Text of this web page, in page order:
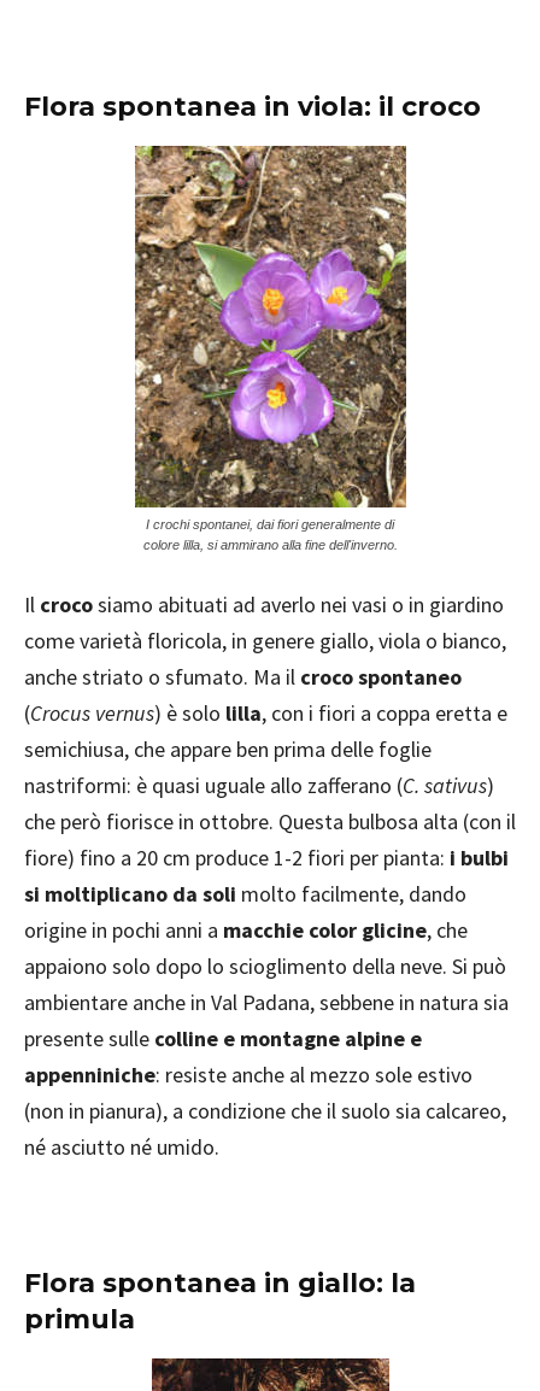
Flora spontanea in viola: il croco
I crochi spontanei, dai fiori generalmente di
colore lilla, si ammirano alla fine dell'inverno.
Il crocosiamo abituati ad averlo nei vasi o in giardino
come varietà floricola, in genere giallo, viola o bianco,
anche striato o sfumato. Ma il croco spontaneo
(Crocus vernus) è solo lilla, con i fiori a coppa eretta e
semichiusa, che appare ben prima delle foglie
nastriformi: è quasi uguale allo zafferano (C. sativus)
che però fiorisce in ottobre. Questa bulbosa alta (con il
fiore) fino a 20 cm produce 1-2 fiori per pianta: i bulbi
si moltiplicano da soli molto facilmente, dando
origine in pochi anni a macchie color glicine, che
appaiono solo dopo lo scioglimento della neve. Si può
ambientare anche in Val Padana, sebbene in natura sia
presente sulle colline e montagne alpine e
appenniniche: resiste anche al mezzo sole estivo
(non in pianura), a condizione che il suolo sia calcareo,
né asciutto né umido.
Flora spontanea in giallo: la
primula